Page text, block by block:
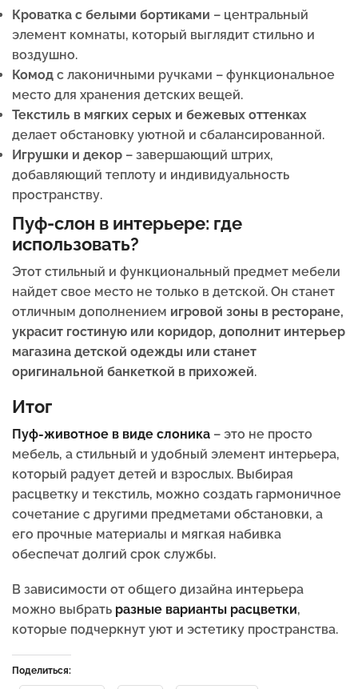
Кроватка с белыми бортиками – центральный
элемент комнаты, который выглядит стильно и
воздушно.
Комод с лаконичными ручками – функциональное
место для хранения детских вещей.
Текстиль в мягких серых и бежевых оттенках
делает обстановку уютной и сбалансированной.
Игрушки и декор – завершающий штрих,
добавляющий теплоту и индивидуальность
пространству.
Пуф-слон в интерьере: где
использовать?
Этот стильный и функциональный предмет мебели
найдет свое место не только в детской. Он станет
отличным дополнением игровой зоны в ресторане,
украсит гостиную или коридор, дополнит интерьер
магазина детской одежды или станет
оригинальной банкеткой в прихожей.
Итог
Пуф-животное в виде слоника – это не просто
мебель, а стильный и удобный элемент интерьера,
который радует детей и взрослых. Выбирая
расцветку и текстиль, можно создать гармоничное
сочетание с другими предметами обстановки, а
его прочные материалы и мягкая набивка
обеспечат долгий срок службы.
В зависимости от общего дизайна интерьера
можно выбрать разные варианты расцветки,
которые подчеркнут уют и эстетику пространства.
Поделиться: